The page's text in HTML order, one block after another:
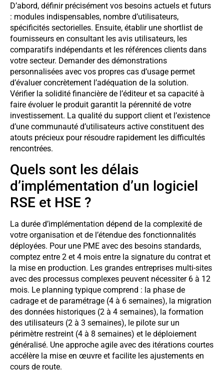
D’abord, définir précisément vos besoins actuels et futurs
: modules indispensables, nombre d’utilisateurs,
spécificités sectorielles. Ensuite, établir une shortlist de
fournisseurs en consultant les avis utilisateurs, les
comparatifs indépendants et les références clients dans
votre secteur. Demander des démonstrations
personnalisées avec vos propres cas d’usage permet
d’évaluer concrètement l’adéquation de la solution.
Vérifier la solidité financière de l’éditeur et sa capacité à
faire évoluer le produit garantit la pérennité de votre
investissement. La qualité du support client et l’existence
d’une communauté d’utilisateurs active constituent des
atouts précieux pour résoudre rapidement les difficultés
rencontrées.
Quels sont les délais
d’implémentation d’un logiciel
RSE et HSE ?
La durée d’implémentation dépend de la complexité de
votre organisation et de l’étendue des fonctionnalités
déployées. Pour une PME avec des besoins standards,
comptez entre 2 et 4 mois entre la signature du contrat et
la mise en production. Les grandes entreprises multi-sites
avec des processus complexes peuvent nécessiter 6 à 12
mois. Le planning typique comprend : la phase de
cadrage et de paramétrage (4 à 6 semaines), la migration
des données historiques (2 à 4 semaines), la formation
des utilisateurs (2 à 3 semaines), le pilote sur un
périmètre restreint (4 à 8 semaines) et le déploiement
généralisé. Une approche agile avec des itérations courtes
accélère la mise en œuvre et facilite les ajustements en
cours de route.